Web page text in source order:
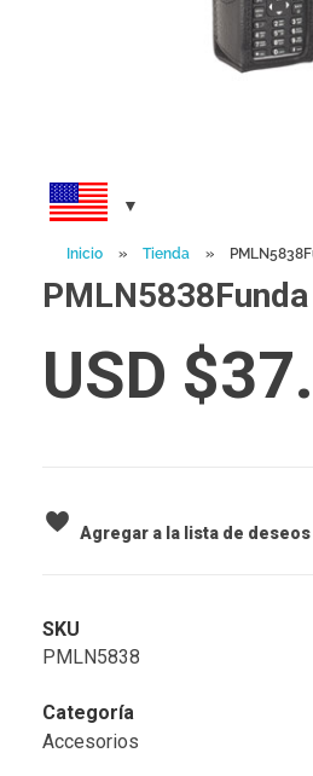
Inicio » Tienda »
USD $
Agregar a la lista de deseos
SKU
PMLN5838
Categoría
Accesorios